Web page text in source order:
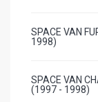
SPACE VAN
1998)
SPACE VAN
(1997 - 1998)